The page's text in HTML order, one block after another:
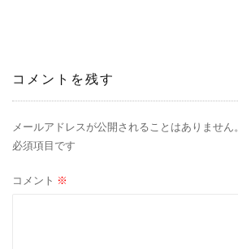
ゲ
ー
シ
ョ
コメントを残す
メールアドレスが公開されることはありません。
必須項目です
コメント ※